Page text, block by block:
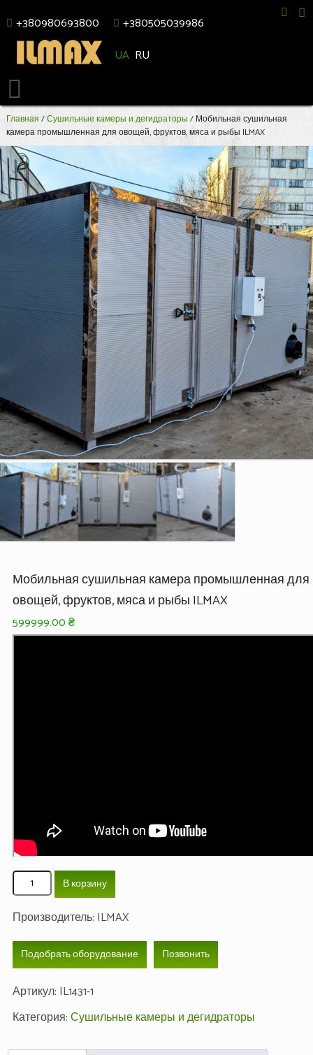
+380980693800
+380505039986
UA RU
Главная /Сушильные камеры и дегидраторы / Мобильная сушильная
камера промышленная для овощей, фруктов, мяса и рыбы ILMAX
Мобильная сушильная камера промышленная для
овощей, фруктов, мяса и рыбы ILMAX
599999.00₴
В корзину
Производитель: ILMAX
Подобрать оборудование Позвонить
Артикул: IL1431-1
Категория:Сушильные камеры и дегидраторы